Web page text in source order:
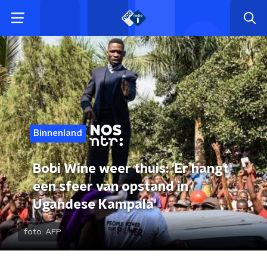
Binnenland
Bobi Wine weer thuis: 'Er hangt
een sfeer van opstand in
Ugandese Kampala'
foto: AFP